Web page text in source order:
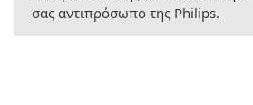
σας αντιπρόσωπο της Philips.